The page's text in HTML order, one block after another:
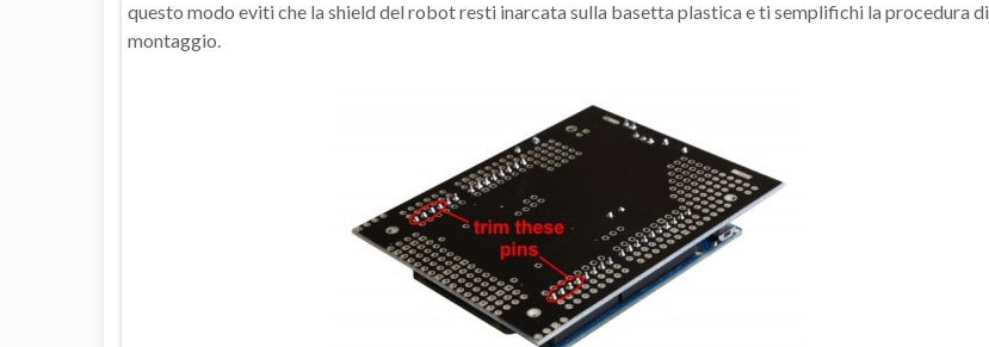
questo modo eviti che la shield del robot resti inarcata sulla basetta plastica e ti semplifichi la procedura di
montaggio.